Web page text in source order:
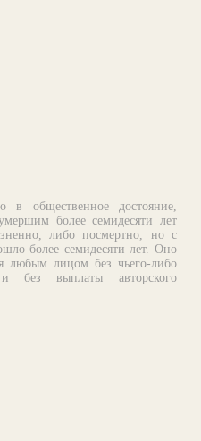
общественное достояние,
более семидесяти лет
либо посмертно, но с
более семидесяти лет. Оно
любым лицом без чьего-либо
без выплаты авторского